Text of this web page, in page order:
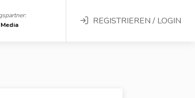
REGISTRIEREN / LOGIN